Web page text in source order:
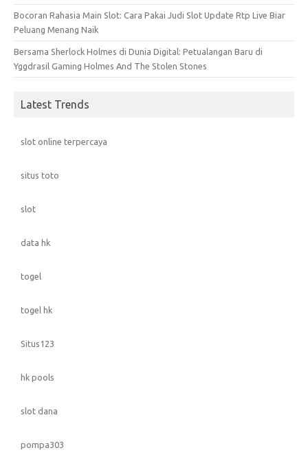
Bocoran Rahasia Main Slot: Cara Pakai Judi Slot Update Rtp Live Biar
Peluang Menang Naik
Bersama Sherlock Holmes di Dunia Digital: Petualangan Baru di
Yggdrasil Gaming Holmes And The Stolen Stones
Latest Trends
slot online terpercaya
situs toto
slot
data hk
togel
togel hk
Situs123
hk pools
slot dana
pompa303